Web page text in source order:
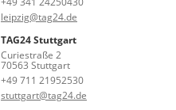
leipzig@tag24.de
TAG24 Stuttgart
Curiestraße 2
70563 Stuttgart
+49 711 21952530
stuttgart@tag24.de